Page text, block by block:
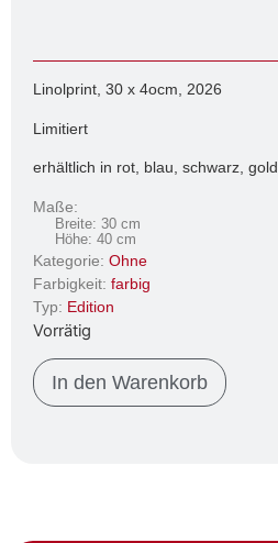
Linolprint, 30 x 4ocm, 2026
Limitiert
erhältlich in rot, blau, schwarz, gold
Maße:
Breite: 30 cm
Höhe: 40 cm
Kategorie: Ohne
Farbigkeit: farbig
Typ: Edition
Vorrätig
In den Warenkorb